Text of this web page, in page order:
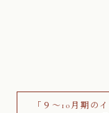
「９〜10月期の